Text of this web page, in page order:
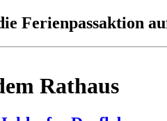
Ferienpassaktion
Rathaus